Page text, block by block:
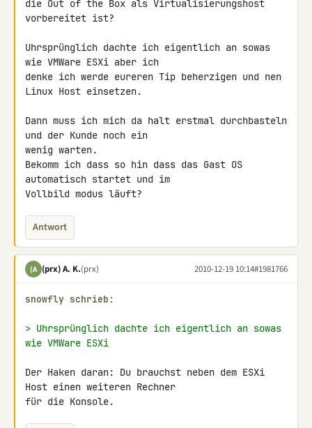
die Out of the Box als Virtualisierungshost
vorbereitet ist?
Uhrsprünglich dachte ich eigentlich an sowas
wie VMWare ESXi aber ich
denke ich werde eureren Tip beherzigen und nen
Linux Host einsetzen.
Dann muss ich mich da halt erstmal durchbasteln
und der Kunde noch ein
wenig warten.
Bekomm ich dass so hin dass das Gast OS
automatisch startet und im
Vollbild modus läuft?
Antwort
(A (prx) A. K.(prx) 2010-12-19 10:14#1981766
snowfly schrieb:
> Uhrsprünglich dachte ich eigentlich an sowas
wie VMWare ESXi
Der Haken daran: Du brauchst neben dem ESXi
Host einen weiteren Rechner
für die Konsole.